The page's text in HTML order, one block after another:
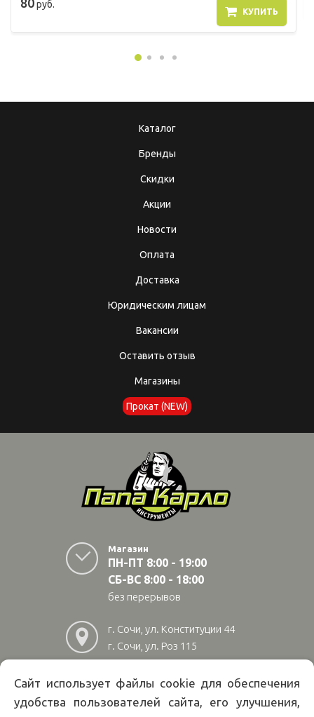
руб.
КУПИТЬ
Каталог
Бренды
Скидки
Акции
Новости
Оплата
Доставка
Юридическим лицам
Вакансии
Оставить отзыв
Магазины
Прокат (NEW)
Магазин
ПН-ПТ 8:00 - 19:00
СБ-ВС 8:00 - 18:00
без перерывов
г. Сочи, ул. Конституции 44
г. Сочи, ул. Роз 115
г. Адлер, ул Авиационная
28/10
222 02 01
Сайт использует файлы cookie для обеспечения
удобства пользователей сайта, его улучшения,